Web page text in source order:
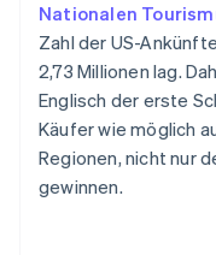
Nationalen
Zahl der US-
2,73 Millionen lag.
Englisch der erste
Käufer wie möglich
Regionen, nicht nur
gewinnen.